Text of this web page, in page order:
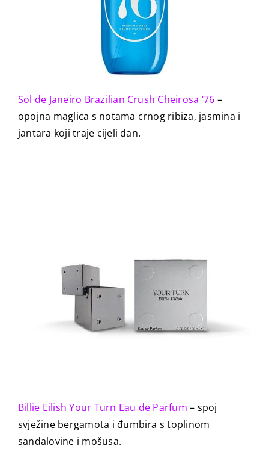
Sol de Janeiro Brazilian Crush Cheirosa ‘76 –
opojna maglica s notama crnog ribiza, jasmina i
jantara koji traje cijeli dan.
Billie Eilish Your Turn Eau de Parfum – spoj
svježine bergamota i đumbira s toplinom
sandalovine i mošusa.